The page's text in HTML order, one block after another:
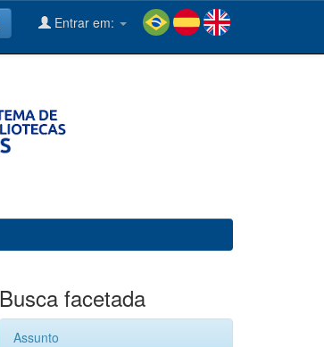
Entrar em:
Busca facetada
Assunto